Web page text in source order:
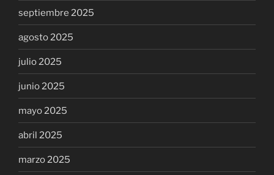
septiembre 2025
agosto 2025
julio 2025
junio 2025
mayo 2025
abril 2025
marzo 2025